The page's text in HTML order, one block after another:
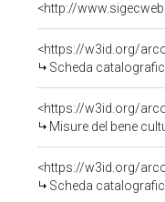
<http://
<https://w3id.org/
Scheda
<https://w3id.org/
Misure del bene
<https://w3id.org/
Scheda